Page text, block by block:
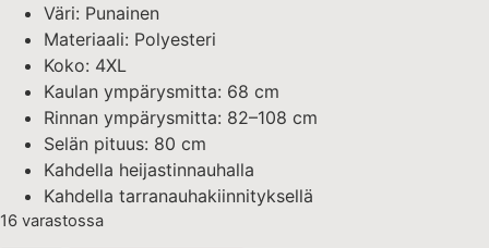
Väri: Punainen
Materiaali: Polyesteri
Koko: 4XL
Kaulan ympärysmitta: 68 cm
Rinnan ympärysmitta: 82–108 cm
Selän pituus: 80 cm
Kahdella heijastinnauhalla
Kahdella tarranauhakiinnityksellä
16 varastossa